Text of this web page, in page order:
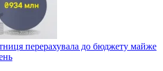
перерахувала до бюджету майже